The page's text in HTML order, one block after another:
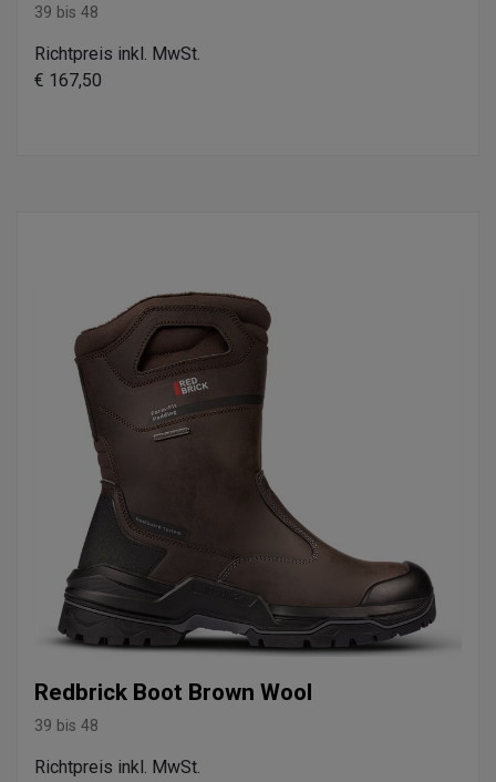
39 bis 48
Richtpreis inkl. MwSt.
€ 167,50
Redbrick Boot Brown Wool
39 bis 48
Richtpreis inkl. MwSt.